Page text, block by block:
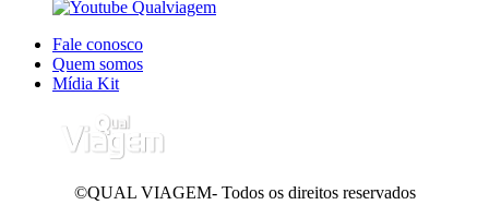
Fale conosco
Quem somos
Mídia Kit
©QUAL VIAGEM- Todos os direitos reservados